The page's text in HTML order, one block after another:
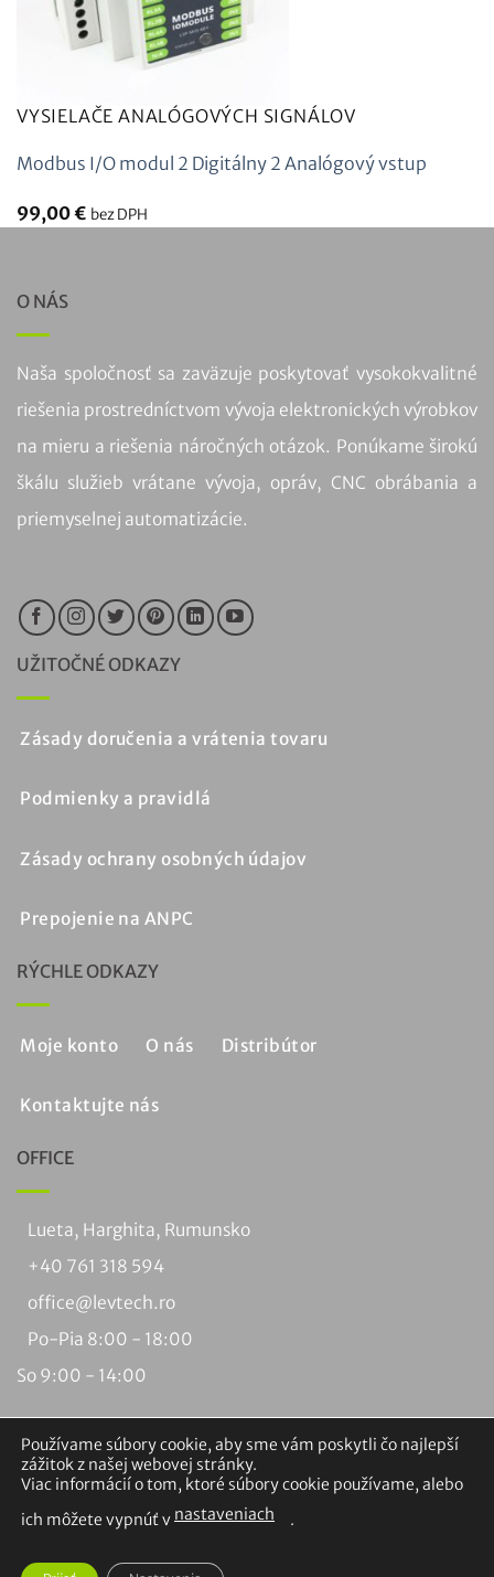
VYSIELAČE ANALÓGOVÝCH SIGNÁLOV
Modbus I/O modul 2 Digitálny 2 Analógový vstup
99,00€ bez DPH
O NÁS
Naša spoločnosť sa zaväzuje poskytovať vysokokvalitné
riešenia prostredníctvom vývoja elektronických výrobkov
na mieru a riešenia náročných otázok. Ponúkame širokú
škálu služieb vrátane vývoja, opráv, CNC obrábania a
priemyselnej automatizácie.
UŽITOČNÉ ODKAZY
Zásady doručenia a vrátenia tovaru
Podmienky a pravidlá
Zásady ochrany osobných údajov
Prepojenie na ANPC
RÝCHLE ODKAZY
Moje konto O nás Distribútor
Kontaktujte nás
OFFICE
Lueta, Harghita, Rumunsko
+40 761 318 594
office@levtech.ro
Po-Pia 8:00 - 18:00
So 9:00 - 14:00
Víza PayPal MasterCard
Autorské práva 2026 ©Levtech Service and Production SRL.
Používame súbory cookie, aby sme vám poskytli čo najlepší
zážitok z našej webovej stránky.
Viac informácií o tom, ktoré súbory cookie používame, alebo
ich môžete vypnúť v nastaveniach .